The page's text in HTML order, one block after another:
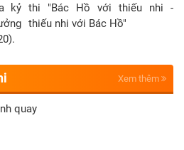
kỷ thi "Bác Hồ với thiếu nhi -
thiếu nhi với Bác Hồ"
Xem thêm
quay